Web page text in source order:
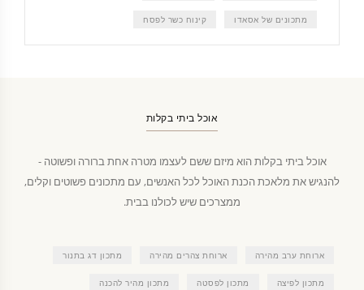
מתכונים של אסאדו קינוח כשר לפסח
אוכל ביתי בקלות
אוכל ביתי בקלות הוא מיזם ששם לעצמו מטרה אחת ברורה ופשוטה -
להנגיש את מלאכת הכנת האוכל לכל האנשים, עם מתכונים פשוטים וקלים,
ממצרכים שיש לכולנו בבית.
ארוחת ערב מהירה ארוחת צהרים מהירה מתכון דג בתנור
מתכון לפיצה מתכון לפסטה מתכון מהיר להכנה